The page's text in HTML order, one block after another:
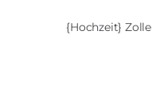
{Hochzeit}